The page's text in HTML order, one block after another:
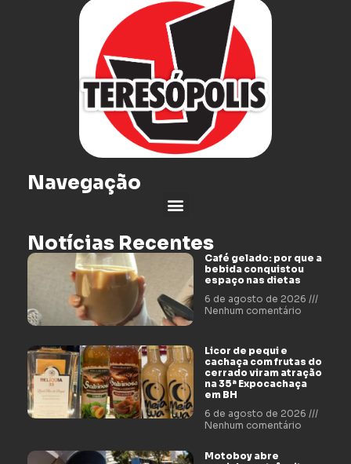
Navegação
Notícias Recentes
Café gelado: por que a
bebida conquistou
espaço nas dietas
6 de agosto de 2026
Nenhum comentário
Licor de pequi e
cachaça com frutas do
cerrado viram atração
na 35ª Expocachaça
em BH
6 de agosto de 2026
Nenhum comentário
Motoboy abre